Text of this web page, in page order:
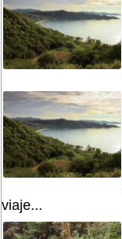
viaje...